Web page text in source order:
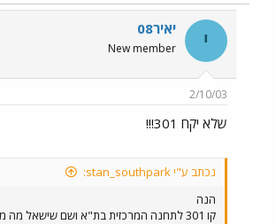
י יאיר08
New member
2/10/03
שלא יקח 301!!!
נכתב ע"י stan_southpark:
הנה
קו 301 לתחנה המרכזית בת"א ושם שישאל מה מגיע לסינמטק